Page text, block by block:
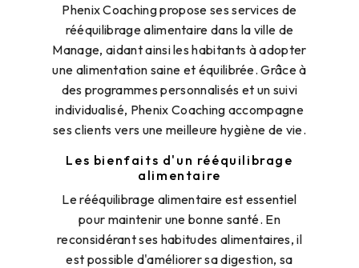
Phenix Coaching propose ses services de
rééquilibrage alimentaire dans la ville de
Manage, aidant ainsi les habitants à adopter
une alimentation saine et équilibrée. Grâce à
des programmes personnalisés et un suivi
individualisé, Phenix Coaching accompagne
ses clients vers une meilleure hygiène de vie.
Les bienfaits d'un rééquilibrage
alimentaire
Le rééquilibrage alimentaire est essentiel
pour maintenir une bonne santé. En
reconsidérant ses habitudes alimentaires, il
est possible d'améliorer sa digestion, sa